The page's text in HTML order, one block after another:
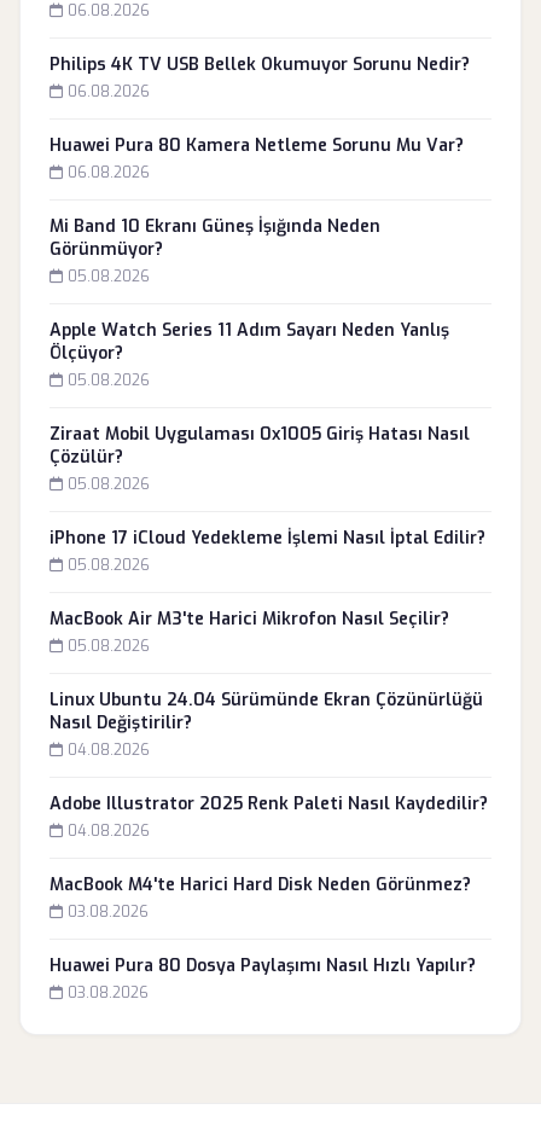
06.08.2026
Philips 4K TV USB Bellek Okumuyor Sorunu Nedir?
06.08.2026
Huawei Pura 80 Kamera Netleme Sorunu Mu Var?
06.08.2026
Mi Band 10 Ekranı Güneş İşığında Neden
Görünmüyor?
05.08.2026
Apple Watch Series 11 Adım Sayarı Neden Yanlış
Ölçüyor?
05.08.2026
Ziraat Mobil Uygulaması 0x1005 Giriş Hatası Nasıl
Çözülür?
05.08.2026
iPhone 17 iCloud Yedekleme İşlemi Nasıl İptal Edilir?
05.08.2026
MacBook Air M3'te Harici Mikrofon Nasıl Seçilir?
05.08.2026
Linux Ubuntu 24.04 Sürümünde Ekran Çözünürlüğü
Nasıl Değiştirilir?
04.08.2026
Adobe Illustrator 2025 Renk Paleti Nasıl Kaydedilir?
04.08.2026
MacBook M4'te Harici Hard Disk Neden Görünmez?
03.08.2026
Huawei Pura 80 Dosya Paylaşımı Nasıl Hızlı Yapılır?
03.08.2026